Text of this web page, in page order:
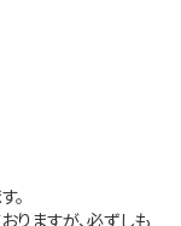
。
りますが、必ずしも